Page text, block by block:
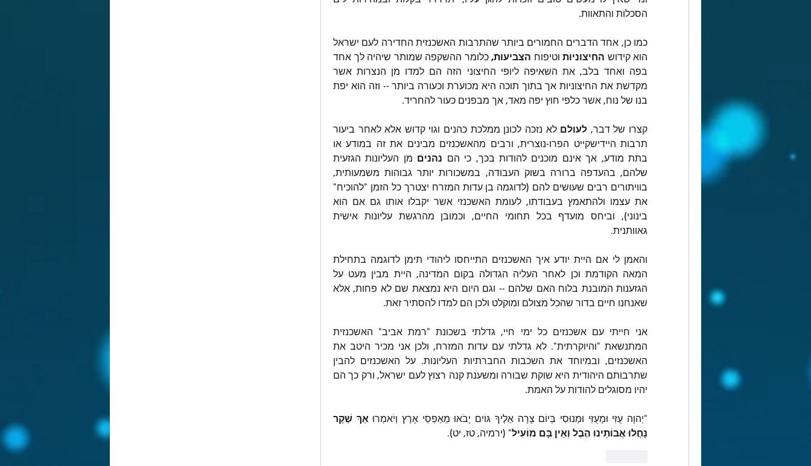
הסכלות והתאוות.
כמו כן, אחד הדברים החמורים ביותר שהתרבות האשכנזית החדירה לעם ישראל
הוא קידוש החיצוניות וטיפוח הצביעות,
כלומר ההשקפה שמותר שיהיה לך אחד
בפה ואחד בלב, את השאיפה ליופי החיצוני הזה הם למדו מן הנצרות אשר
מקדשת את החיצוניות אך בתוך תוכה היא מכוערת וכעורה ביותר -- וזה הוא יפת
בנו של נוח, אשר כלפי חוץ יפה מאד, אך מבפנים כעור להחריד.
קצרו של דבר, לעולם
לא נזכה לכונן ממלכת כהנים וגוי קדוש אלא לאחר ביעור
בתת מודע, אך אינם מוכנים להודות בכך, כי הם נהנים
מן העליונות הגזעית
שלהם, בהעדפה ברורה בשוק העבודה, במשכורות יותר גבוהות משמעותית,
את עצמו ולהתאמץ בעבודתו, לעומת האשכנזי אשר יקבלו אותו גם אם הוא
בינוני), וביחס מועדף בכל תחומי החיים, וכמובן מהרגשת עליונות אישית
גאוותנית.
והאמן לי אם היית יודע איך האשכנזים התייחסו ליהודי תימן לדוגמה בתחילת
המאה הקודמת וכן לאחר העליה הגדולה בקום המדינה, היית מבין מעט על
הגזענות המובנת בלוח האם שלהם -- וגם היום היא נמצאת שם לא פחות, אלא
שאנחנו חיים בדור שהכל מצולם ומוקלט ולכן הם למדו להסתיר זאת.
אני חייתי עם אשכנזים כל ימי חיי, גדלתי בשכונת "רמת אביב" האשכנזית
המתנשאת "והיוקרתית". לא גדלתי עם עדות המזרח, ולכן אני מכיר היטב את
יהיו מסוגלים להודות על האמת.
"יְהוָה עֻזִּי וּמָעֻזִּי וּמְנוּסִי בְּיוֹם צָרָה אֵלֶיךָ גּוֹיִם יָבֹאוּ מֵאַפְסֵי אָרֶץ וְיֹאמְרוּ
אַךְ שֶׁקֶר
נָחֲלוּ אֲבוֹתֵינוּ הֶבֶל וְאֵין בָּם מוֹעִיל" (ירמיה, טז, יט).